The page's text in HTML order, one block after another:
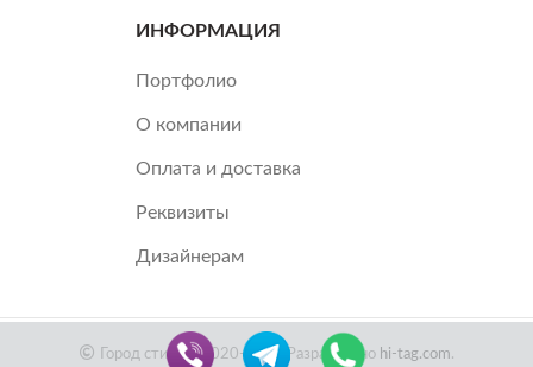
ИНФОРМАЦИЯ
Портфолио
О компании
Оплата и доставка
Реквизиты
Дизайнерам
Город стиля ©2020-2022 Разработано hi-tag.com.